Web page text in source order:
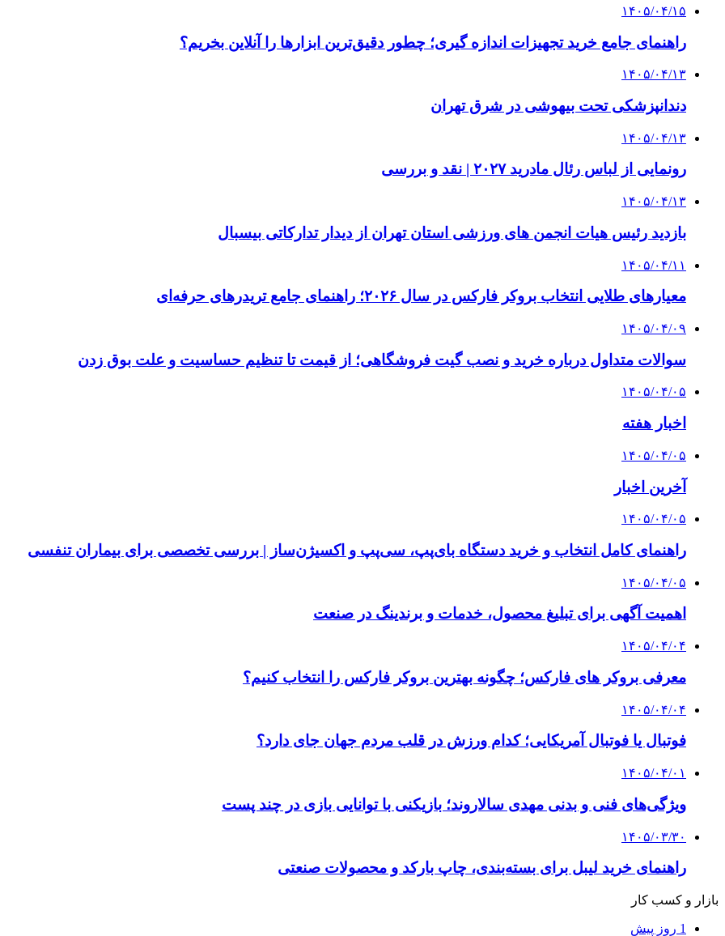
۱۴۰۵/۰۴/۱۵
راهنمای جامع خرید تجهیزات اندازه گیری؛ چطور دقیق‌ترین ابزارها را آنلاین بخریم؟
۱۴۰۵/۰۴/۱۳
دندانپزشکی تحت بیهوشی در شرق تهران
۱۴۰۵/۰۴/۱۳
رونمایی از لباس رئال مادرید ۲۰۲۷ | نقد و بررسی
۱۴۰۵/۰۴/۱۳
بازدید رئیس هیات انجمن های ورزشی استان تهران از دیدار تدارکاتی بیسبال
۱۴۰۵/۰۴/۱۱
معیارهای طلایی انتخاب بروکر فارکس در سال ۲۰۲۶؛ راهنمای جامع تریدرهای حرفه‌ای
۱۴۰۵/۰۴/۰۹
سوالات متداول درباره خرید و نصب گیت فروشگاهی؛ از قیمت تا تنظیم حساسیت و علت بوق زدن
۱۴۰۵/۰۴/۰۵
اخبار هفته
۱۴۰۵/۰۴/۰۵
آخرین اخبار
۱۴۰۵/۰۴/۰۵
راهنمای کامل انتخاب و خرید دستگاه بای‌پپ، سی‌پپ و اکسیژن‌ساز | بررسی تخصصی برای بیماران تنفسی
۱۴۰۵/۰۴/۰۵
اهمیت آگهی برای تبلیغ محصول، خدمات و برندینگ در صنعت
۱۴۰۵/۰۴/۰۴
معرفی بروکر های فارکس؛ چگونه بهترین بروکر فارکس را انتخاب کنیم؟
۱۴۰۵/۰۴/۰۴
فوتبال یا فوتبال آمریکایی؛ کدام ورزش در قلب مردم جهان جای دارد؟
۱۴۰۵/۰۴/۰۱
ویژگی‌های فنی و بدنی مهدی سالاروند؛ بازیکنی با توانایی بازی در چند پست
۱۴۰۵/۰۳/۳۰
راهنمای خرید لیبل برای بسته‌بندی، چاپ بارکد و محصولات صنعتی
بازار و کسب کار
1 روز پیش